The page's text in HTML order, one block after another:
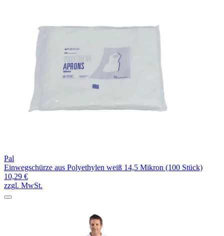
Pal
Einwegschürze aus Polyethylen weiß 14,5 Mikron (100 Stück)
10,29 €
zzgl. MwSt.